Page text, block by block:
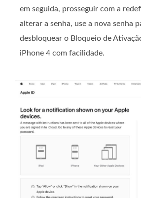
em seguida, prosseguir com a
alterar a senha, use a nova senha
desbloquear o Bloqueio de
iPhone 4 com facilidade.